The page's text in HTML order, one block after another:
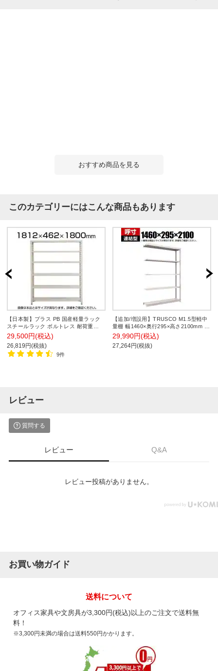
おすすめ商品を見る
このカテゴリーにはこんな商品もあります
【日本製】プラス PB 国産軽量ラック
スチールラック ボルトレス 耐荷重
150kg/段 天地6段 幅1812×奥行462×高
さ1800mm スチール棚 スチールシェル
フ 収納棚 オープンラック 収納ラック
29,500円(税込)
26,819円(税抜)
9件
【追加/増設用】TRUSCO M1.5型軽中
量棚 幅1460×奥行295×高さ2100mm 5
段連結 ネオグレー 508-4032
29,990円(税込)
27,264円(税抜)
レビュー
質問する
レビュー Q&A
レビュー投稿がありません。
お買い物ガイド
送料について
オフィス家具や文房具が3,300円(税込)以上のご注文で送料無
料！
※3,300円未満の場合は送料550円かかります。